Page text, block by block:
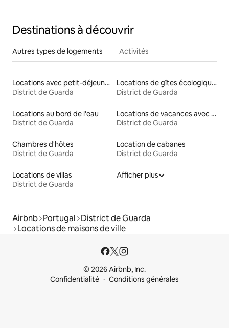
Destinations à découvrir
Autres types de logements Activités
Locations avec petit-déjeuner
District de Guarda
Locations de gîtes écologiques
District de Guarda
Locations au bord de l'eau
District de Guarda
Locations de vacances avec piscine
District de Guarda
Chambres d'hôtes
District de Guarda
Location de cabanes
District de Guarda
Locations de villas
District de Guarda
Afficher plus
Airbnb Portugal District de Guarda
Locations de maisons de ville
© 2026 Airbnb, Inc.
Confidentialité
Conditions générales